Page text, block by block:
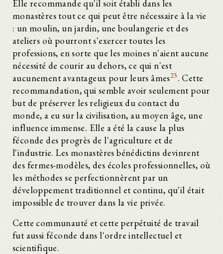
Elle recommande qu'il soit établi dans les
monastères tout ce qui peut être nécessaire à la vie
: un moulin, un jardin, une boulangerie et des
ateliers où pourront s'exercer toutes les
professions, en sorte que les moines n'aient aucune
nécessité de courir au dehors, ce qui n'est
aucunement avantageux pour leurs âmes23. Cette
recommandation, qui semble avoir seulement pour
but de préserver les religieux du contact du
monde, a eu sur la civilisation, au moyen âge, une
influence immense. Elle a été la cause la plus
féconde des progrès de l'agriculture et de
l'industrie. Les monastères bénédictins devinrent
des fermes-modèles, des écoles professionnelles, où
les méthodes se perfectionnèrent par un
développement traditionnel et continu, qu'il était
impossible de trouver dans la vie privée.
Cette communauté et cette perpétuité de travail
fut aussi féconde dans l'ordre intellectuel et
scientifique.